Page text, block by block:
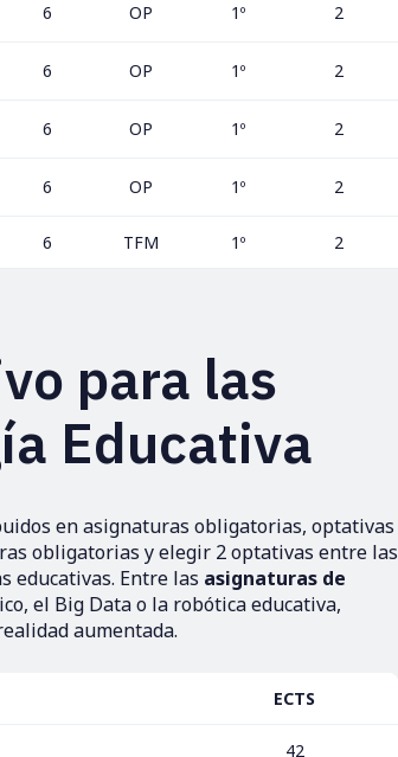
6 OP 1º 2
6 OP 1º 2
6 OP 1º 2
6 OP 1º 2
6 TFM 1º 2
para las
Educativa
en asignaturas obligatorias, optativas
obligatorias y elegir 2 optativas entre las
educativas. Entre las asignaturas de
el Big Data o la robótica educativa,
aumentada.
ECTS
42